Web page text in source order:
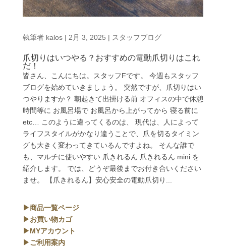
執筆者 kalos| 2月 3, 2025 | スタッフブログ
爪切りはいつやる？おすすめの電動爪切りはこれ
だ！
皆さん、こんにちは。スタッフFです。 今週もスタッフ
ブログを始めていきましょう。 突然ですが、爪切りはい
つやりますか？ 朝起きて出掛ける前 オフィスの中で休憩
時間等に お風呂場で お風呂から上がってから 寝る前に
etc… このように違ってくるのは、 現代は、人によって
ライフスタイルがかなり違うことで、爪を切るタイミン
グも大きく変わってきているんですよね。 そんな誰で
も、マルチに使いやすい 爪きれるん 爪きれるん mini を
紹介します。 では、どうぞ最後までお付き合いください
ませ。 【爪きれるん】安心安全の電動爪切り...
▶商品一覧ページ
▶お買い物カゴ
▶MYアカウント
▶ご利用案内